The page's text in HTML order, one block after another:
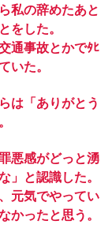
私の辞めたあと
をした。
通事故とかでﾀﾋ
いた。
は「ありがとう
悪感がどっと湧
」と認識した。
元気でやってい
かったと思う。